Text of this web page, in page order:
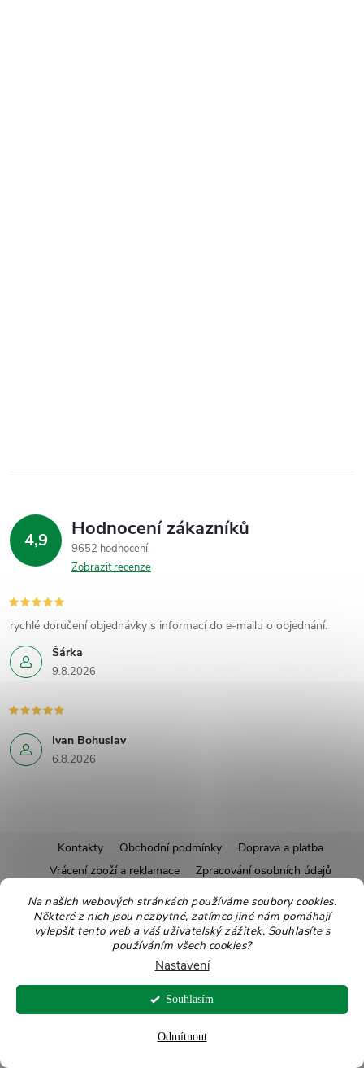
Na našich webových stránkách používáme soubory cookies.
Některé z nich jsou nezbytné, zatímco jiné nám pomáhají
vylepšit tento web a váš uživatelský zážitek. Souhlasíte s
používáním všech cookies?
Nastavení
Odmítnout
Souhlasím
4,9 Hodnocení zákazníků
9652 hodnocení
Zobrazit recenze
Šárka
9.8.2026
rychlé doručení objednávky s informací do e-mailu o objednání.
Ivan Bohuslav
6.8.2026
á
í
Kontakty Obchodní podmínky
Doprava a platba
Vrácení zboží a reklamace
Zpracování osobních údajů
Pravidla soutěží
Affiliate program
Recepty
Pro nové dodavatele
Ekologické balení Moje objednávka
Vytvořil Shoptet
Copyright 2026Zdravoslav. Všechna práva vyhrazena.Upravit nastavení
cookies